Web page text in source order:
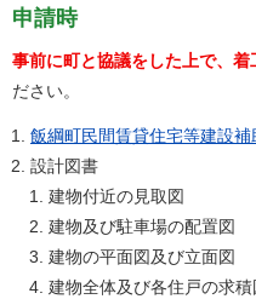
申請時
事前に町と協議をした上で、着
ださい。
飯綱町民間賃貸住宅等建設補
設計図書
建物付近の見取図
建物及び駐車場の配置図
建物の平面図及び立面図
建物全体及び各住戸の求積